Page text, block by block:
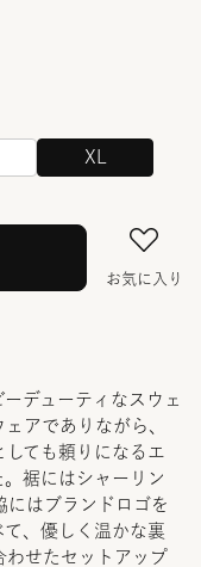
XL
お気に入り
デューティなスウェ
アでありながら、
ても頼りになるエ
裾にはシャーリン
にはブランドロゴを
、優しく温かな裏
わせたセットアップ